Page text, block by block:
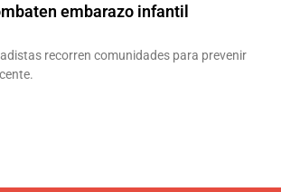
embarazo infantil
recorren comunidades para prevenir